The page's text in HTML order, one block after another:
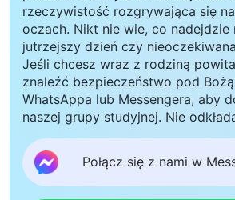
rzeczywistość rozgrywająca się
oczach. Nikt nie wie, co nadejdzie
jutrzejszy dzień czy
Jeśli chcesz wraz z rodziną
znaleźć bezpieczeństwo pod
WhatsAppa lub Messengera, aby
naszej grupy studyjnej. Nie
Połącz się z nami w